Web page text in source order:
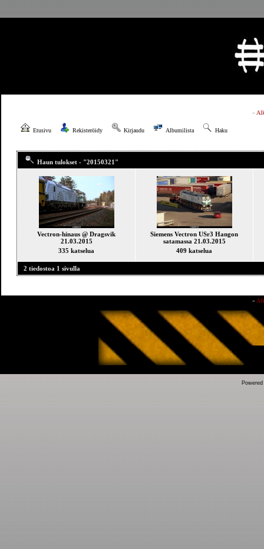
»
Etusivu Rekisteröidy Kirjaudu Albumilista Haku
Haun tulokset - "20150321"
Vectron-hinaus @ Dragsvik
21.03.2015
335 katselua
Siemens Vectron USr3 Hangon
satamassa 21.03.2015
409 katselua
2 tiedostoa 1 sivulla
»